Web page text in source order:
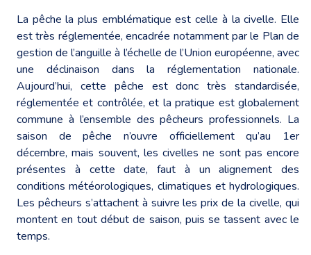
La pêche la plus emblématique est celle à la civelle. Elle
est très réglementée, encadrée notamment par le Plan de
gestion de l’anguille à l’échelle de l’Union européenne, avec
une déclinaison dans la réglementation nationale.
Aujourd’hui, cette pêche est donc très standardisée,
réglementée et contrôlée, et la pratique est globalement
commune à l’ensemble des pêcheurs professionnels. La
saison de pêche n’ouvre officiellement qu’au 1er
décembre, mais souvent, les civelles ne sont pas encore
présentes à cette date, faut à un alignement des
conditions météorologiques, climatiques et hydrologiques.
Les pêcheurs s’attachent à suivre les prix de la civelle, qui
montent en tout début de saison, puis se tassent avec le
temps.